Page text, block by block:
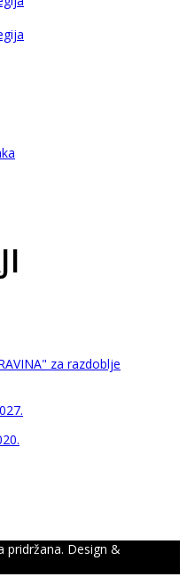
za razdoblje
pridržana. Design &